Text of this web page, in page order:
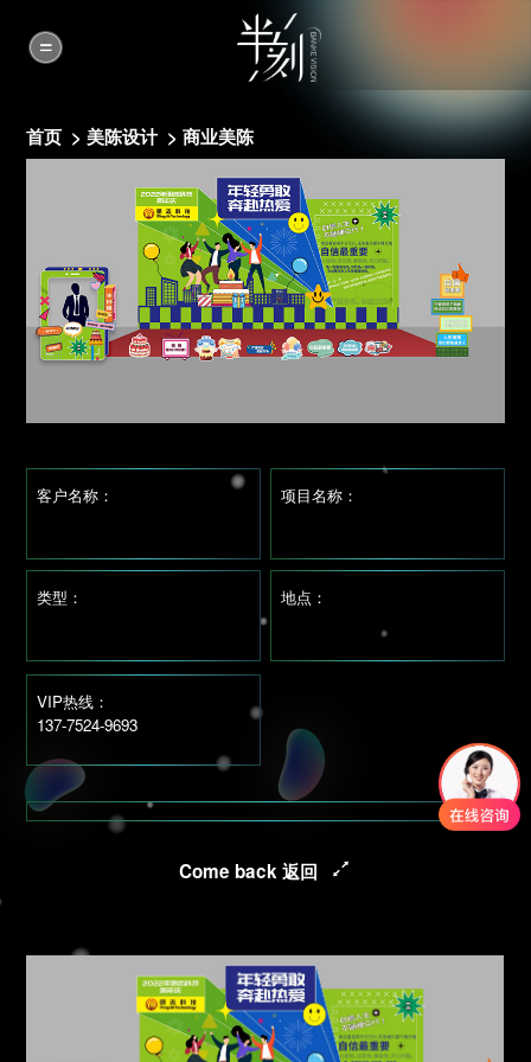
首页 >美陈设计>商业美陈
客户名称： 项目名称：
类型： 地点：
VIP热线：
137-7524-9693
Come back 返回